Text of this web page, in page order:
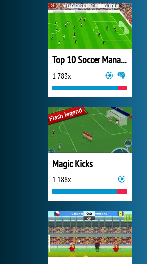
Top 10 Soccer Managers
1 783x
Magic Kicks
1 188x